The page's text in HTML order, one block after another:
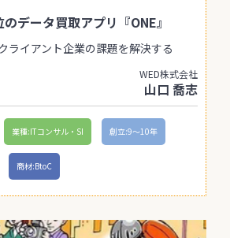
データ買取アプリ『ONE』
ライアント企業の課題を解決する
WED株式会社
山口 喬志
業種:ITコンサル・SI 創立:9〜10年
商材:BtoC